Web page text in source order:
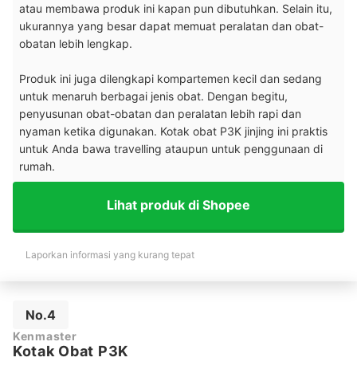
atau membawa produk ini kapan pun dibutuhkan. Selain itu,
ukurannya yang besar dapat memuat peralatan dan obat-
obatan lebih lengkap.
Produk ini juga dilengkapi kompartemen kecil dan sedang
untuk menaruh berbagai jenis obat. Dengan begitu,
penyusunan obat-obatan dan peralatan lebih rapi dan
nyaman ketika digunakan. Kotak obat P3K jinjing ini praktis
untuk Anda bawa travelling ataupun untuk penggunaan di
rumah.
Lihat produk di Shopee
Laporkan informasi yang kurang tepat
No.4
Kenmaster
Kotak Obat P3K